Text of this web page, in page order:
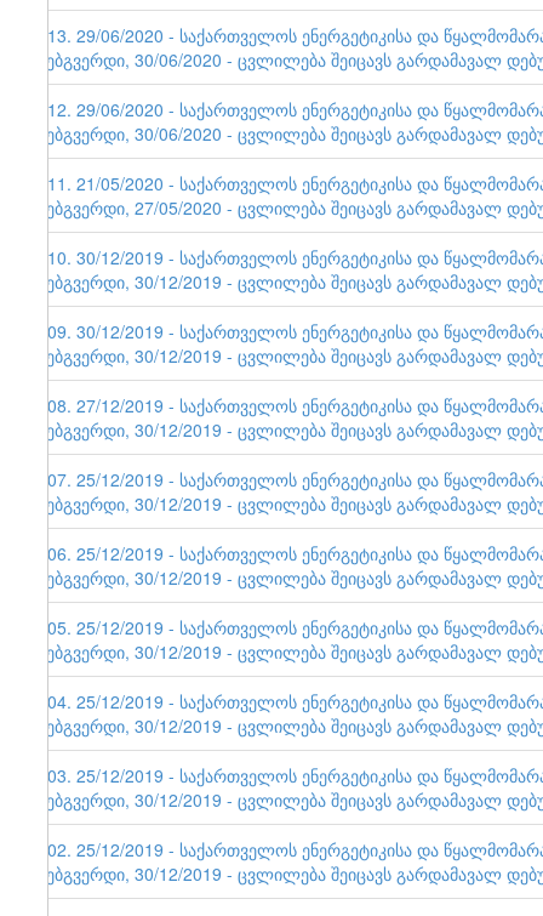
113. 29/06/2020 - საქართველოს ენერგეტიკისა და
ვებგვერდი, 30/06/2020 - ცვლილება შეიცავს გარდამავალ
112. 29/06/2020 - საქართველოს ენერგეტიკისა და
ვებგვერდი, 30/06/2020 - ცვლილება შეიცავს გარდამავალ
111. 21/05/2020 - საქართველოს ენერგეტიკისა და
ვებგვერდი, 27/05/2020 - ცვლილება შეიცავს გარდამავალ
110. 30/12/2019 - საქართველოს ენერგეტიკისა და
ვებგვერდი, 30/12/2019 - ცვლილება შეიცავს გარდამავალ
109. 30/12/2019 - საქართველოს ენერგეტიკისა და
ვებგვერდი, 30/12/2019 - ცვლილება შეიცავს გარდამავალ
108. 27/12/2019 - საქართველოს ენერგეტიკისა და
ვებგვერდი, 30/12/2019 - ცვლილება შეიცავს გარდამავალ
107. 25/12/2019 - საქართველოს ენერგეტიკისა და
ვებგვერდი, 30/12/2019 - ცვლილება შეიცავს გარდამავალ
106. 25/12/2019 - საქართველოს ენერგეტიკისა და
ვებგვერდი, 30/12/2019 - ცვლილება შეიცავს გარდამავალ
105. 25/12/2019 - საქართველოს ენერგეტიკისა და
ვებგვერდი, 30/12/2019 - ცვლილება შეიცავს გარდამავალ
104. 25/12/2019 - საქართველოს ენერგეტიკისა და
ვებგვერდი, 30/12/2019 - ცვლილება შეიცავს გარდამავალ
103. 25/12/2019 - საქართველოს ენერგეტიკისა და
ვებგვერდი, 30/12/2019 - ცვლილება შეიცავს გარდამავალ
102. 25/12/2019 - საქართველოს ენერგეტიკისა და
ვებგვერდი, 30/12/2019 - ცვლილება შეიცავს გარდამავალ